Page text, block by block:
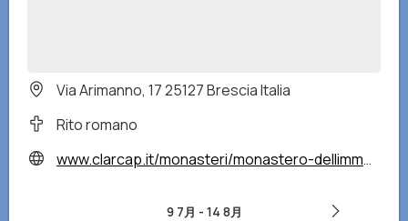
Via Arimanno, 17 25127 Brescia Italia
Rito romano
www.clarcap.it/monasteri/monastero-dellimmacolata/
9 7月 - 14 8月